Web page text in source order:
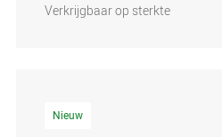
Verkrijgbaar op sterkte
Nieuw